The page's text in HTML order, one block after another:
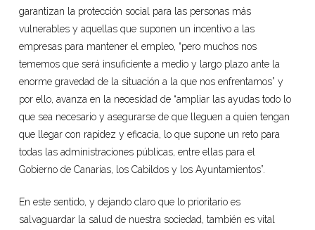
garantizan la protección social para las personas más
vulnerables y aquellas que suponen un incentivo a las
empresas para mantener el empleo, “pero muchos nos
tememos que será insuficiente a medio y largo plazo ante la
enorme gravedad de la situación a la que nos enfrentamos” y
por ello, avanza en la necesidad de “ampliar las ayudas todo lo
que sea necesario y asegurarse de que lleguen a quien tengan
que llegar con rapidez y eficacia, lo que supone un reto para
todas las administraciones públicas, entre ellas para el
Gobierno de Canarias, los Cabildos y los Ayuntamientos”.
En este sentido, y dejando claro que lo prioritario es
salvaguardar la salud de nuestra sociedad, también es vital